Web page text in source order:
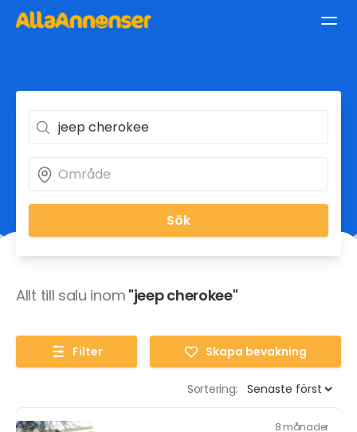
Sök
Allt till salu inom "jeep cherokee"
Filter Skapa bevakning
Sortering:
8 månader